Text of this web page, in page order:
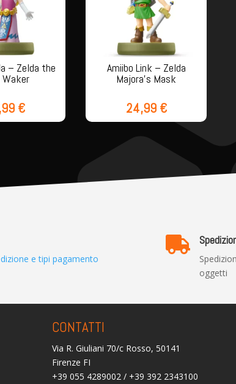
– Zelda the
Waker
€
Amiibo Link – Zelda
Majora’s Mask
24,99 €
e tipi pagamento

oggetti
CONTATTI
Via R. Giuliani 70/c Rosso, 50141
Firenze FI
+39 055 4289002 / +39 392 2343100